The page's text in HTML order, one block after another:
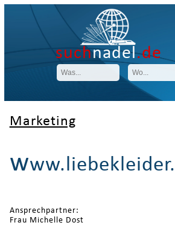
suchnadel.de
Marketing
w
Ansprechpartner:
Frau Michelle Dost